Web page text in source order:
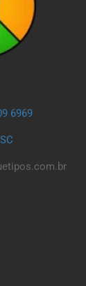
6969